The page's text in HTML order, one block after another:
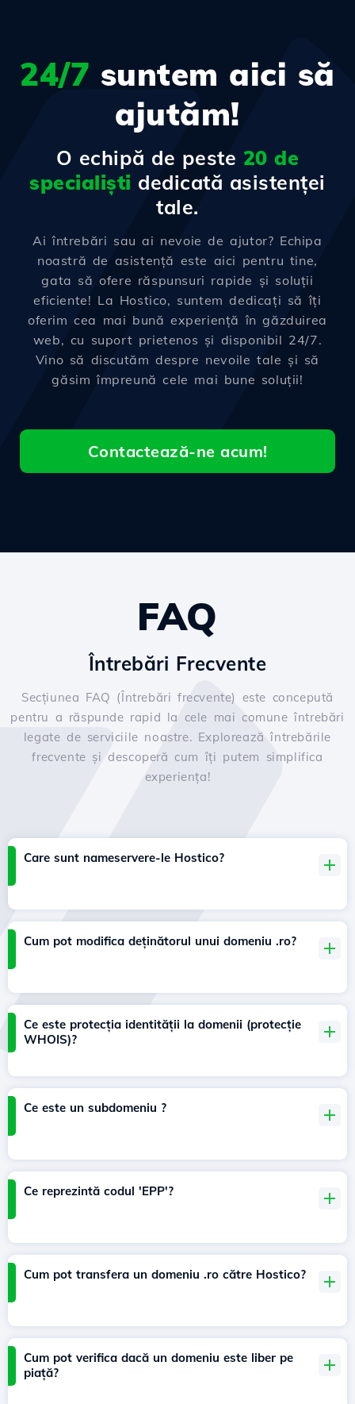
24/7 suntem aici să
ajutăm!
O echipă de peste 20 de
specialiști dedicată asistenței
tale.
Ai întrebări sau ai nevoie de ajutor? Echipa
noastră de asistență este aici pentru tine,
gata să ofere răspunsuri rapide și soluții
eficiente! La Hostico, suntem dedicați să îți
oferim cea mai bună experiență în găzduirea
web, cu suport prietenos și disponibil 24/7.
Vino să discutăm despre nevoile tale și să
găsim împreună cele mai bune soluții!
Contactează-ne acum!
FAQ
Întrebări Frecvente
Secțiunea FAQ (Întrebări frecvente) este concepută
pentru a răspunde rapid la cele mai comune întrebări
legate de serviciile noastre. Explorează întrebările
frecvente și descoperă cum îți putem simplifica
experiența!
Care sunt nameservere-le Hostico?
Cum pot modifica deținătorul unui domeniu .ro?
Ce este protecția identității la domenii (protecție
WHOIS)?
Ce este un subdomeniu ?
Ce reprezintă codul 'EPP'?
Cum pot transfera un domeniu .ro către Hostico?
Cum pot verifica dacă un domeniu este liber pe
piață?